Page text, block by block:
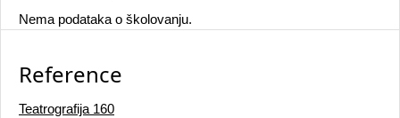
Nema podataka o školovanju.
Reference
Teatrografija 160